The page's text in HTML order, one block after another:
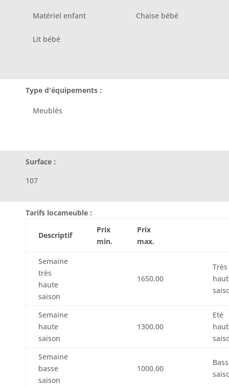
Matériel enfant Chaise bébé
Lit bébé
Type d'équipements :
Meublés
Surface :
107
Tarifs locameuble :
Descriptif
Prix
min.
Prix
max.
Semaine
très
haute
saison
1650,00
Très
Semaine
haute
saison
1300,00
Eté
Semaine
basse
saison
1000,00